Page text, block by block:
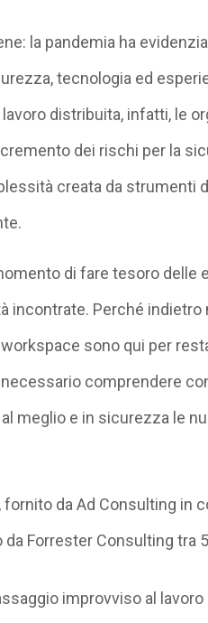
la pandemia ha
tecnologia ed
distribuita, infatti, le
dei rischi per la
creata da strumenti
di fare tesoro delle
incontrate. Perché indietro
sono qui per
comprendere
meglio e in sicurezza le
da Ad Consulting in
Forrester Consulting tra
improvviso al